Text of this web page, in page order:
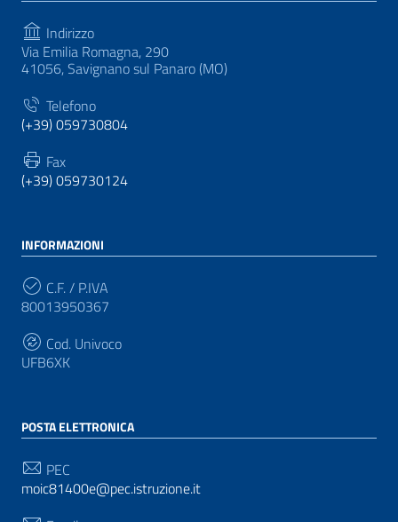
Indirizzo
Via Emilia Romagna, 290
41056, Savignano sul Panaro (MO)
Telefono
(+39) 059730804
Fax
(+39) 059730124
INFORMAZIONI
C.F. / P.IVA
80013950367
Cod. Univoco
UFB6XK
POSTA ELETTRONICA
PEC
moic81400e@pec.istruzione.it